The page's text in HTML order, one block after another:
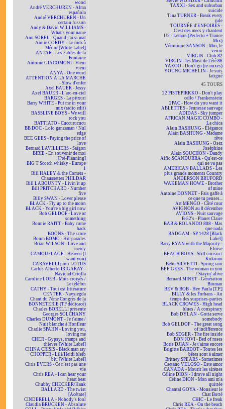
wood
André VERCHUREN - Alma
española
André VERCHUREN - Un
certain frisson
Andy & David WILLIAMS -
What's your name
Ann SOREL - Quand j'ai si mal
Annie CORDY - Le rock à
Médor [White Label]
ANTAR - Les Fables de la
Fontaine
Antoine GIACOMONI - Vieni
vieni
ANYA - One word
ATTENTION À LA MARCHE
- Slow d'enfer
Axel BAUER - Jessy
Axel BAUER - L'arc-en-ciel
BARGES - La pitxuri
Barry WHITE - Put me in your
mix (radio edit)
BASSLINE BOYS - We will
rock you
BATTIATO - Cuccurucucu
BB DOC - Lolo ganzaman / Nul
edge
BEE GEES - Paying the price of
love
Bernard LAVILLIERS - Saïgon
BIBIE - En souvenir de moi
[Pré-Planning]
BIG T Scotch whisky - Europe
1
Bill HALEY & the Comets -
Chaussettes PHILDAR
Bill LABOUNTY - Livin'it up
Bill PRITCHARD - Number
five
Billy SWAN - Lover please
BLACK - Fly up to the moon
BLACK - You're a big girl now
Bob GELDOF - Love or
something
Bonnie RAITT - Baby come
back
BOONS - The score
Boum BOMO - Hit-parades
Brian WILSON - Love and
mercy
CAMOUFLAGE - Heaven (I
want you)
CARAVELLI pour LOTUS
Carlos Alberto IRIGARAY -
Navidad Criolla
Caroline LOEB - Mots croisés /
Le téléfon
CATHY - Tout est littérature
CENTER - Navsiegda
Chant du 7ème Congrès de la
BONNETERIE (TP dédicacé)
Charles BORELLI présente
Georges SOLCHANY
Charles DUMONT - Je t'aime /
Nuit blanche à Honfleur
Charlie SPAHN - Loving you,
loving me
CHER - Gypsys, tramps and
thieves [White Label]
CHINA CRISIS - Black man ray
CHOPPER - Lili/Heidi bleib
blu [White Label]
Chris EVERS - Ce n'est pas une
vie
Chris REA - I can hear your
heart beat
Chubby CHECKER/Hank
BALLARD - The twist
[Acétate]
CINDERELLA - Nobody's fool
Claudia BRÜCKEN - Absolute
TAXXI - Sex and suburban
suicide
Tina TURNER - Break every
rule
TOURNÉE d'ENFOIRÉS -
C'est des mecs y chantent
U2 - Lemon (Perfecto + Trance
Mix)
Véronique SANSON - Moi, le
venin
VIRGIN - Club 82
VIRGIN - les Must de l'été 86
YAZOO - Don't go (re-mixes)
YOUNG MICHELIN - Je suis
fatigué
45 TOURS
22 PISTEPIRKKO - Don't play
cello / Frankenstein
2PAC - How do you want it
ABLETTES - Jeunesse sauvage
ADIDAS - Sky jumper
AFRICAN MAGIC COMBO -
La chica
Alain BASHUNG - Élégance
Alain BASHUNG - Madame
rêve
Alain BASHUNG - Osez
Joséphine
Alain SOUCHON - Dandy
Alfio SCANDURRA - Qu'est-ce
qui ne va pas
AMERICAN BALLADS - Les
plus grands moments Country
ANDERSON BRUFORD
WAKEMAN HOWE - Brother
of mine
Antoine DONNET - Fais gaffe à
ce que tu penses...
Art MENGO - Côté cour
AVIGNON au 8 décembre
AVIONS - Nuit sauvage
B-52's - Planet Claire
BAB & ROLANDO 808 - Mas
que nada
BADGAM - SP 1428 [Black
Label]
Barry RYAN with the Majority -
Eloïse
BEACH BOYS - Still cruisin /
Kokomo
Bebu SILVETTI - Spring rain
BEE GEES - The woman in you
/ Stayin' alive
Bernard MINET - Génération
Bioman
BEV & BOB - Hey Paula [T.P.]
BILLY & les Forbans - Au
temps des surprises-parties
BLACK CROWES - High head
blues / A conspiracy
Bob DYLAN - Gotta serve
somebody
Bob GELDOF - The great song
of indifference
Bob SEGER - The fire inside
BON JOVI - Bed of roses
Boris DJIAN - Je t'aime encore
Brigitte BARDOT - Toutes les
bêtes sont à aimer
Britney SPEARS - Sometimes
Caetano VELOSO - Este amor
CANADA - Mourir les sirènes
Céline DION - I drove all night
Céline DION - Mon ami m'a
quittée
Chantal GOYA - Monsieur le
Chat Botté
CHIC - Le freak
Chris REA - On the beach